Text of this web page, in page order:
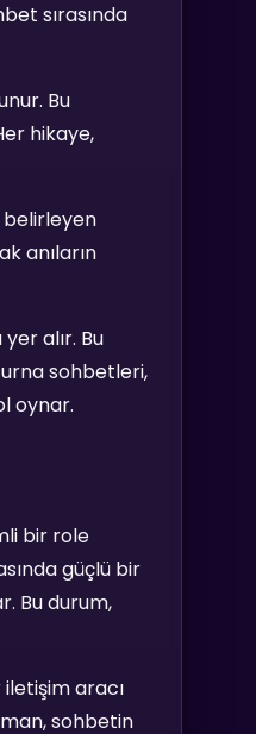
sırasında
Bu
hikaye,
anıların
alır. Bu
sohbetleri,
oynar.
bir role
güçlü bir
Bu durum,
aracı
sohbetin